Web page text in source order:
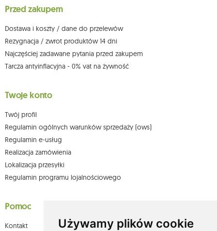
Używamy plików cookie
którego dokonano na podstawie zgody przed jej cofnięciem. W tym celu
możesz kontaktować się z działem obsługi klienta Mouton Interactive pod
Więcej informacji: www.mouton.pl/ODO
Przed zakupem
Dostawa i koszty / dane do przelewów
Rezygnacja / zwrot produktów 14 dni
Najczęściej zadawane pytania przed zakupem
Tarcza antyinflacyjna - 0% vat na żywność
Twoje konto
Twój profil
Regulamin ogólnych warunków sprzedaży (ows)
Regulamin e-usług
Realizacja zamówienia
Lokalizacja przesyłki
Regulamin programu lojalnościowego
Pomoc
Kontakt